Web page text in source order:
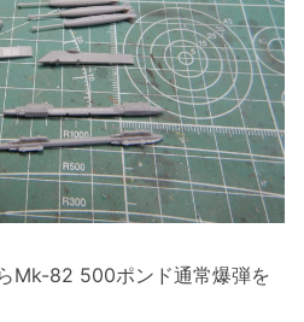
Mk-82 500ポンド通常爆弾を